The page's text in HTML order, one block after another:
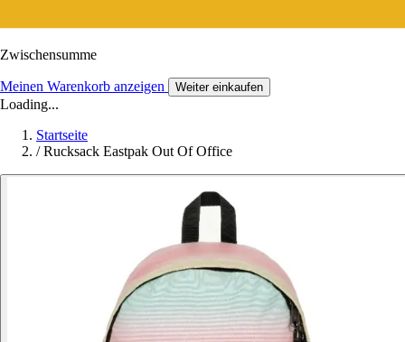
Zwischensumme
Meinen Warenkorb anzeigen Weiter einkaufen
Loading...
Startseite
/ Rucksack Eastpak Out Of Office